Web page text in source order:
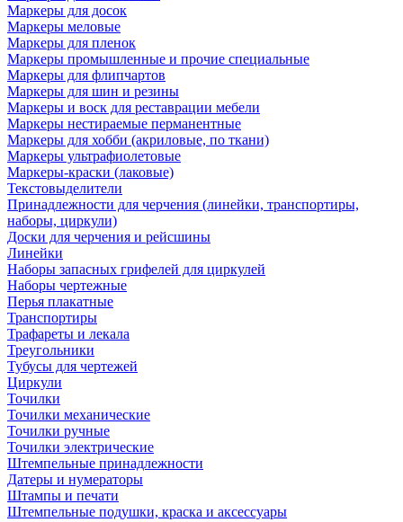
Маркеры для досок
Маркеры меловые
Маркеры для пленок
Маркеры промышленные и прочие специальные
Маркеры для флипчартов
Маркеры для шин и резины
Маркеры и воск для реставрации мебели
Маркеры нестираемые перманентные
Маркеры для хобби (акриловые, по ткани)
Маркеры ультрафиолетовые
Маркеры-краски (лаковые)
Текстовыделители
Принадлежности для черчения (линейки, транспортиры,
наборы, циркули)
Доски для черчения и рейсшины
Линейки
Наборы запасных грифелей для циркулей
Наборы чертежные
Перья плакатные
Транспортиры
Трафареты и лекала
Треугольники
Тубусы для чертежей
Циркули
Точилки
Точилки механические
Точилки ручные
Точилки электрические
Штемпельные принадлежности
Датеры и нумераторы
Штампы и печати
Штемпельные подушки, краска и аксессуары